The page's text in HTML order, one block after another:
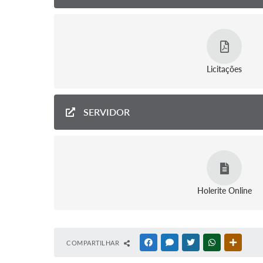
Licitações
SERVIDOR
Holerite Online
COMPARTILHAR FACEBOOKMESSENGER
TWITTERWHATSAPP